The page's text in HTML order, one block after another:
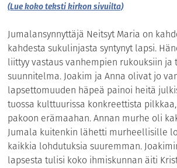
(Lue koko teksti kirkon sivuilta)
Jumalansynnyttäjä Neitsyt Maria on
kahdesta sukulinjasta syntynyt lapsi.
liittyy vastaus vanhempien rukouksiin ja
suunnitelma. Joakim ja Anna olivat jo
lapsettomuuden häpeä painoi heitä
tuossa kulttuurissa konkreettista
pakoon erämaahan. Annan murhe oli
Jumala kuitenkin lähetti murheellisille
kaikkia lohdutuksia suuremman.
lapsesta tulisi koko ihmiskunnan äiti